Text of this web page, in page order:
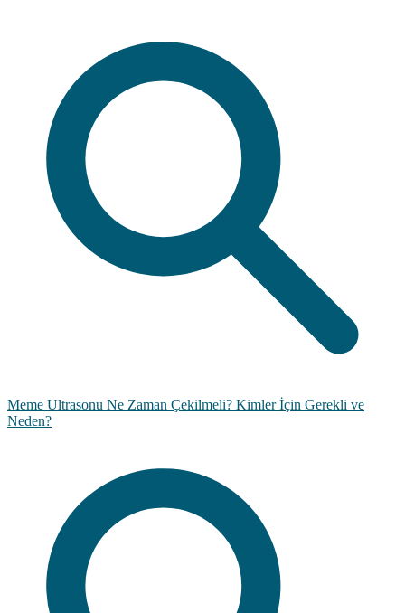
Meme Ultrasonu Ne Zaman Çekilmeli? Kimler İçin Gerekli ve
Neden?